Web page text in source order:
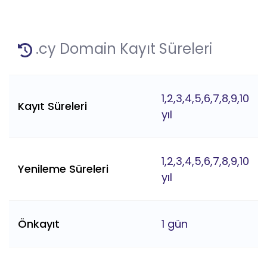
.cy Domain Kayıt Süreleri
Kayıt Süreleri
1,2,3,4,5,6,7,8,9,10
yıl
Yenileme Süreleri
1,2,3,4,5,6,7,8,9,10
yıl
Önkayıt 1 gün